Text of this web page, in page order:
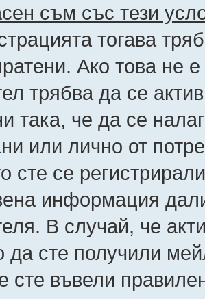
съм със тези
тогава
Ако това не
трябва да се
така, че да се
или лично от
сте се
информация
В случай, че
да сте получили
сте въвели